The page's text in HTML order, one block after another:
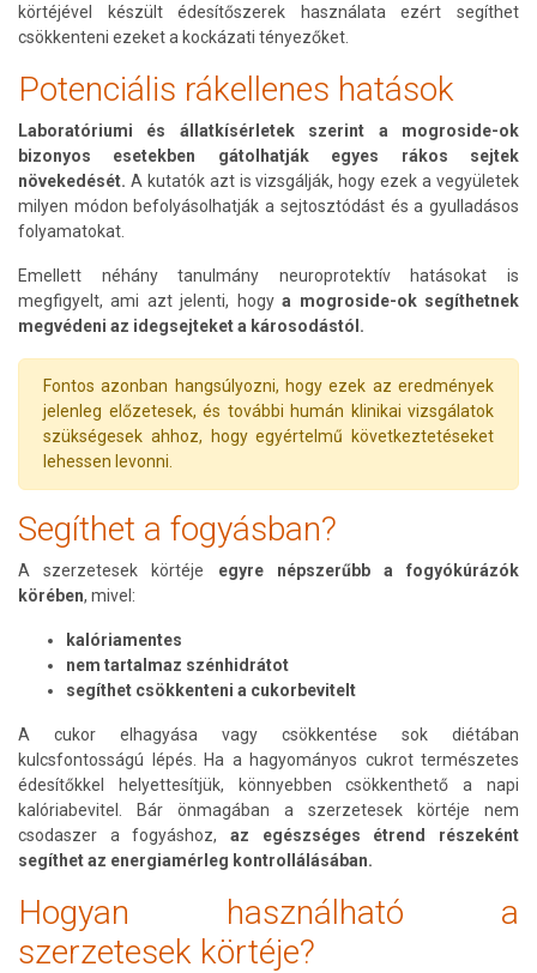
körtéjével készült édesítőszerek használata ezért segíthet
csökkenteni ezeket a kockázati tényezőket.
Potenciális rákellenes hatások
Laboratóriumi és állatkísérletek szerint a mogroside-ok
bizonyos esetekben gátolhatják egyes rákos sejtek
növekedését. A kutatók azt is vizsgálják, hogy ezek a vegyületek
milyen módon befolyásolhatják a sejtosztódást és a gyulladásos
folyamatokat.
Emellett néhány tanulmány neuroprotektív hatásokat is
megfigyelt, ami azt jelenti, hogya mogroside-ok segíthetnek
megvédeni az idegsejteket a károsodástól.
Fontos azonban hangsúlyozni, hogy ezek az eredmények
jelenleg előzetesek, és további humán klinikai vizsgálatok
szükségesek ahhoz, hogy egyértelmű következtetéseket
lehessen levonni.
Segíthet a fogyásban?
A szerzetesek körtéje egyre népszerűbb a fogyókúrázók
körében, mivel:
kalóriamentes
nem tartalmaz szénhidrátot
segíthet csökkenteni a cukorbevitelt
A cukor elhagyása vagy csökkentése sok diétában
kulcsfontosságú lépés. Ha a hagyományos cukrot természetes
édesítőkkel helyettesítjük, könnyebben csökkenthető a napi
kalóriabevitel. Bár önmagában a szerzetesek körtéje nem
csodaszer a fogyáshoz, az egészséges étrend részeként
segíthet az energiamérleg kontrollálásában.
Hogyan használható a
szerzetesek körtéje?